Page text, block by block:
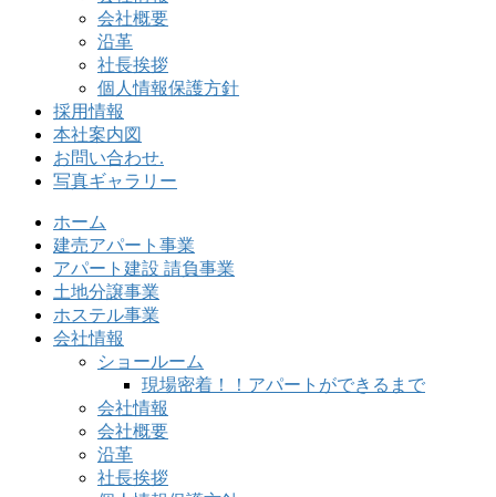
会社概要
沿革
社長挨拶
個人情報保護方針
採用情報
本社案内図
お問い合わせ.
写真ギャラリー
ホーム
建売アパート事業
アパート建設 請負事業
土地分譲事業
ホステル事業
会社情報
ショールーム
現場密着！！アパートができるまで
会社情報
会社概要
沿革
社長挨拶